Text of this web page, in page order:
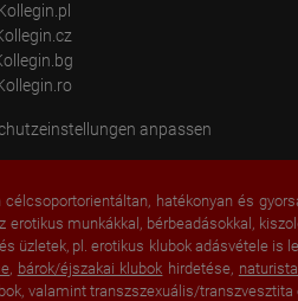
anpassen
hatékonyan és
munkákkal, bérbeadásokkal,
pl. erotikus klubok adásvétele
, bárok/éjszakai klubok hirdetése,
valamint transzszexuális/